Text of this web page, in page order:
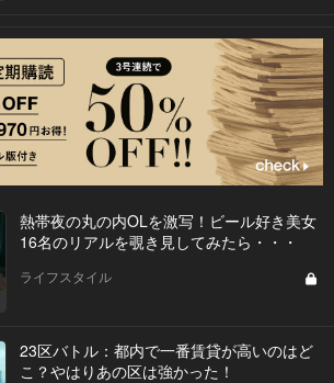
熱帯夜の丸の内OLを激写！ビール好き美女
16名のリアルを覗き見してみたら・・・
ライフスタイル
23区バトル：都内で一番賃貸が高いのはど
こ？やはりあの区は強かった！